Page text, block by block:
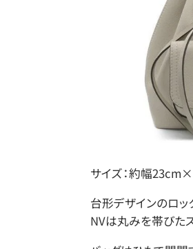
サイズ：約幅
台形デザインのロッ
NVは丸みを帯びた